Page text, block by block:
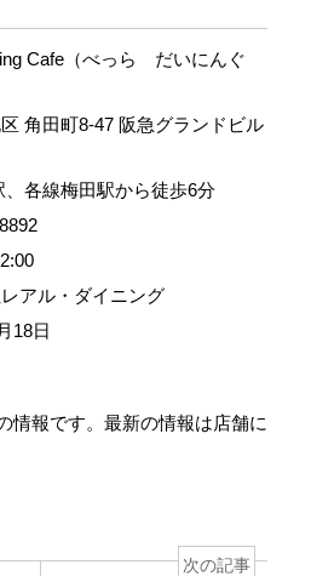
Cafe（べっら だいにんぐ
角田町8-47 阪急グランドビル
、各線梅田駅から徒歩6分
アル・ダイニング
18日
情報です。最新の情報は店舗に
次の記事